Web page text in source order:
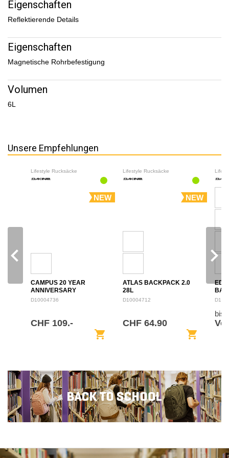
Trinksystem inklusive
Eigenschaften
Reflektierende Details
Eigenschaften
Magnetische Rohrbefestigung
Volumen
6L
Unsere Empfehlungen
Lifestyle Rucksäcke
NEW
CAMPUS 20 YEAR
ANNIVERSARY
BACKPACK 28L
D10004736
CHF 109.-
shopping_cart
Lifestyle Rucksäcke
NEW
ATLAS BACKPACK 2.0
28L
D10004712
CHF 64.90
shopping_cart
bis
navigate_before navigate_next